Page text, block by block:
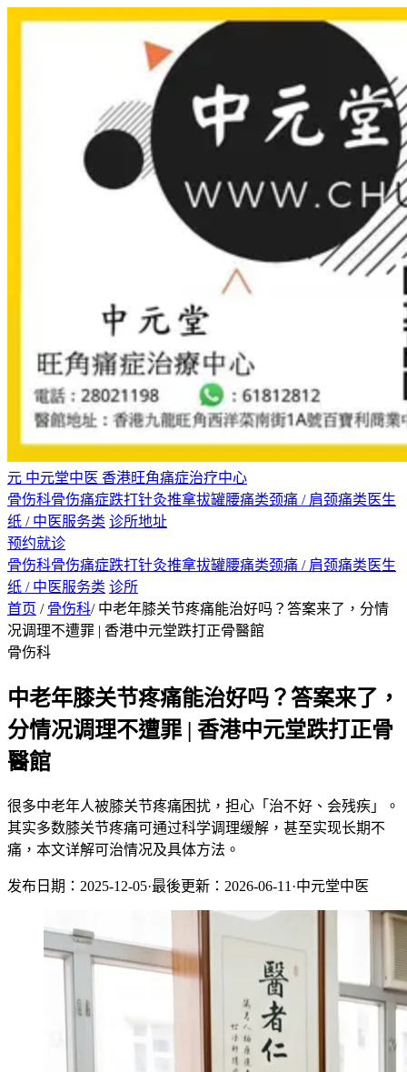
元 中元堂中医 香港旺角痛症治疗中心
骨伤科骨伤痛症跌打针灸推拿拔罐腰痛类颈痛 / 肩颈痛类 医生
纸 / 中医服务类 诊所地址
预约就诊
骨伤科骨伤痛症跌打针灸推拿拔罐腰痛类颈痛 / 肩颈痛类 医生
纸 / 中医服务类 诊所
首页 / 骨伤科/ 中老年膝关节疼痛能治好吗？答案来了，分情
况调理不遭罪 | 香港中元堂跌打正骨醫館
骨伤科
中老年膝关节疼痛能治好吗？答案来了，
分情况调理不遭罪 | 香港中元堂跌打正骨
醫館
很多中老年人被膝关节疼痛困扰，担心「治不好、会残疾」。
其实多数膝关节疼痛可通过科学调理缓解，甚至实现长期不
痛，本文详解可治情况及具体方法。
发布日期：2025-12-05·最後更新：2026-06-11 ·中元堂中医